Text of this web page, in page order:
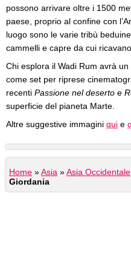
possono arrivare oltre i 1500
paese, proprio al confine con
luogo sono le varie tribù
cammelli e capre da cui
Chi esplora il Wadi Rum avrà
come set per riprese
recenti Passione nel deserto e
superficie del pianeta Marte.
Altre suggestive immagini qui e
Home »Asia »Asia Occidentale
Giordania